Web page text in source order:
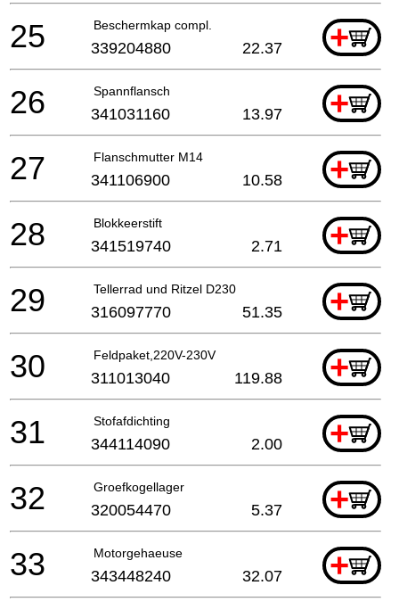
Beschermkap compl. +
25 339204880 22.37
Spannflansch +
26 341031160 13.97
Flanschmutter M14 +
27 341106900 10.58
Blokkeerstift +
28 341519740 2.71
Tellerrad und Ritzel D230 +
29 316097770 51.35
Feldpaket,220V-230V +
30 311013040 119.88
Stofafdichting +
31 344114090 2.00
Groefkogellager +
32 320054470 5.37
Motorgehaeuse +
33 343448240 32.07